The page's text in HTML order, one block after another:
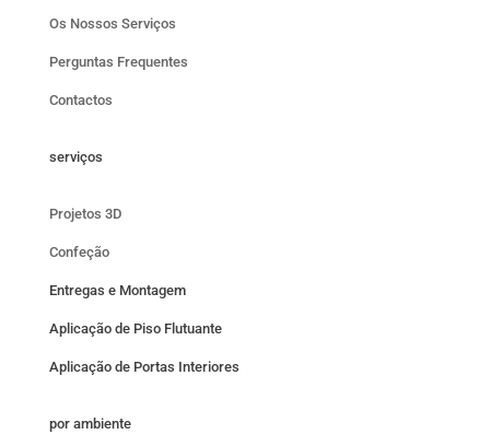
Os Nossos Serviços
Perguntas Frequentes
Contactos
serviços
Projetos 3D
Confeção
Entregas e Montagem
Aplicação de Piso Flutuante
Aplicação de Portas Interiores
por ambiente